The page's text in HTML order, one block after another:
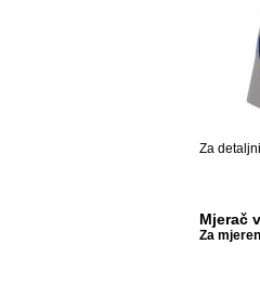
Za
Mjerač
Za